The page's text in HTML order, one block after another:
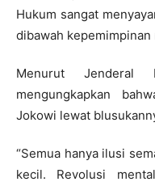
Hukum sangat
dibawah
Menurut Jenderal
mengungkapkan
Jokowi lewat
“Semua hanya ilusi
kecil. Revolusi